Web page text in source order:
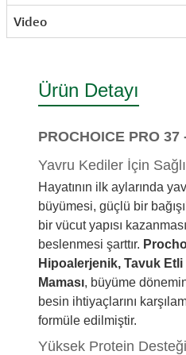
Video
Ürün Detayı
PROCHOICE PRO
Yavru Kediler İçin
Hayatının ilk aylarında
büyümesi, güçlü bir
bir vücut yapısı
beslenmesi şarttır.
Hipoalerjenik, Tavuk
Maması, büyüme
besin ihtiyaçlarını
formüle edilmiştir.
Yüksek Protein